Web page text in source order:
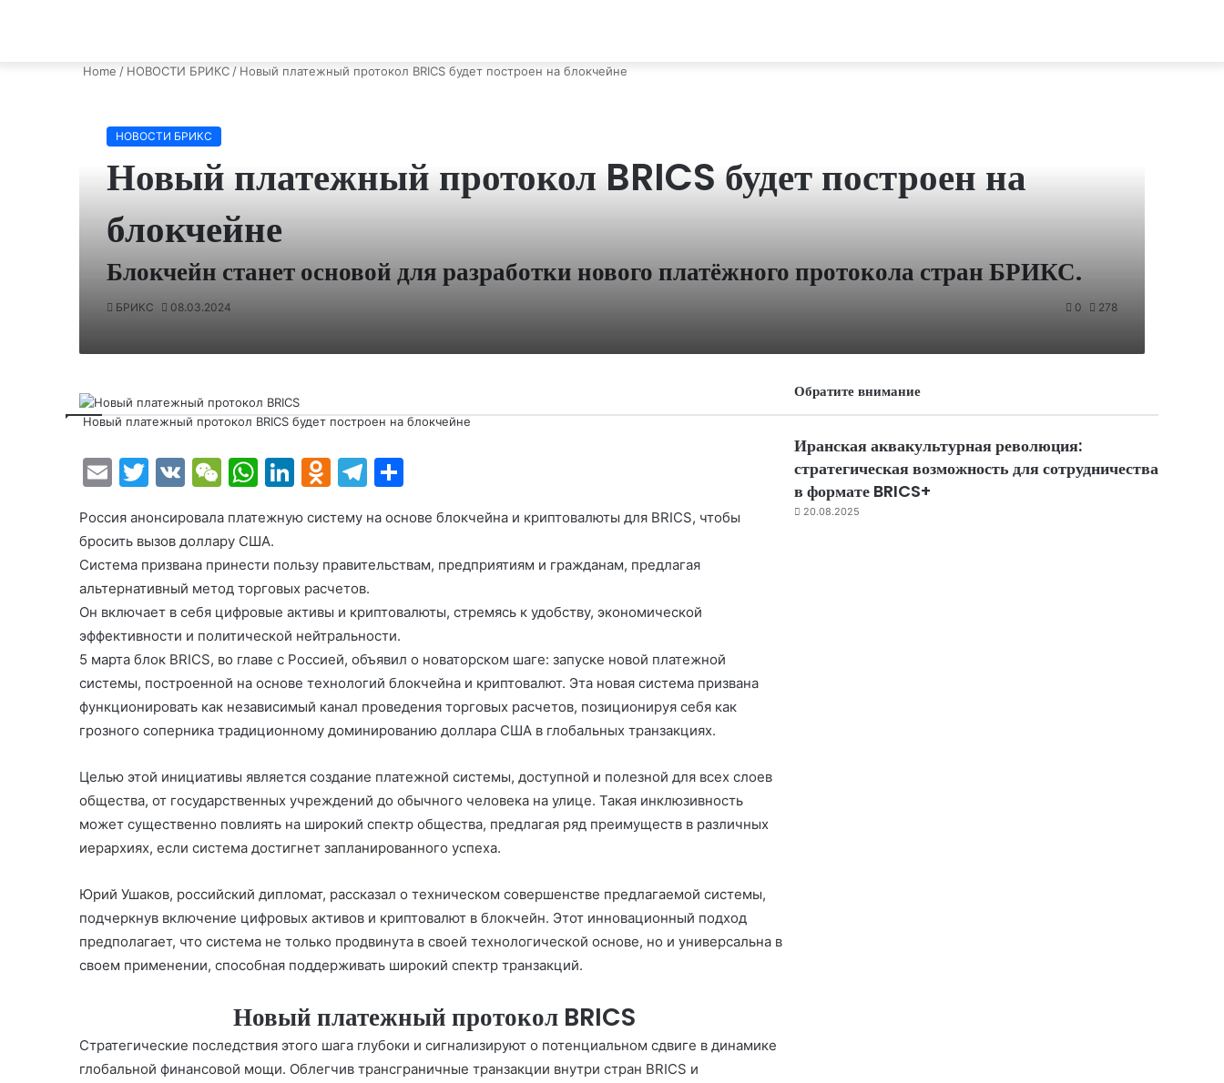
Home / НОВОСТИ БРИКС / Новый платежный протокол BRICS будет построен на блокчейне
НОВОСТИ БРИКС
Новый платежный протокол BRICS будет построен на
блокчейне
Блокчейн станет основой для разработки нового платёжного протокола стран БРИКС.
БРИКС 08.03.2024 0 278
Новый платежный протокол BRICS будет построен на блокчейне
E
ai
l
T
itt
er
V
W
C
h
at
W
at
s
A
p
p
Li
k
e
dI
n
O
n
o
kl
a
s
s
ni
ki
T
e
gr
a
m
п
р
в
и
т
ь
Россия анонсировала платежную систему на основе блокчейна и криптовалюты для BRICS, чтобы
бросить вызов доллару США.
Система призвана принести пользу правительствам, предприятиям и гражданам, предлагая
альтернативный метод торговых расчетов.
Он включает в себя цифровые активы и криптовалюты, стремясь к удобству, экономической
эффективности и политической нейтральности.
5 марта блок BRICS, во главе с Россией, объявил о новаторском шаге: запуске новой платежной
системы, построенной на основе технологий блокчейна и криптовалют. Эта новая система призвана
функционировать как независимый канал проведения торговых расчетов, позиционируя себя как
грозного соперника традиционному доминированию доллара США в глобальных транзакциях.
Целью этой инициативы является создание платежной системы, доступной и полезной для всех слоев
общества, от государственных учреждений до обычного человека на улице. Такая инклюзивность
может существенно повлиять на широкий спектр общества, предлагая ряд преимуществ в различных
иерархиях, если система достигнет запланированного успеха.
Юрий Ушаков, российский дипломат, рассказал о техническом совершенстве предлагаемой системы,
подчеркнув включение цифровых активов и криптовалют в блокчейн. Этот инновационный подход
предполагает, что система не только продвинута в своей технологической основе, но и универсальна в
своем применении, способная поддерживать широкий спектр транзакций.
Новый платежный протокол BRICS
Стратегические последствия этого шага глубоки и сигнализируют о потенциальном сдвиге в динамике
глобальной финансовой мощи. Облегчив трансграничные транзакции внутри стран BRICS и
Обратите внимание
Иранская аквакультурная революция:
стратегическая возможность для сотрудничества
в формате BRICS+
20.08.2025